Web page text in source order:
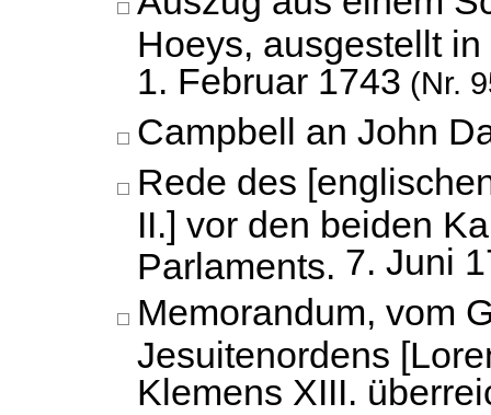
Hoeys, ausgestellt
1. Februar 1743 (Nr.
Campbell an John
Rede des
II.] vor den beiden
Parlaments. 7. Juni
Memorandum, vom
Jesuitenordens
Klemens XIII.